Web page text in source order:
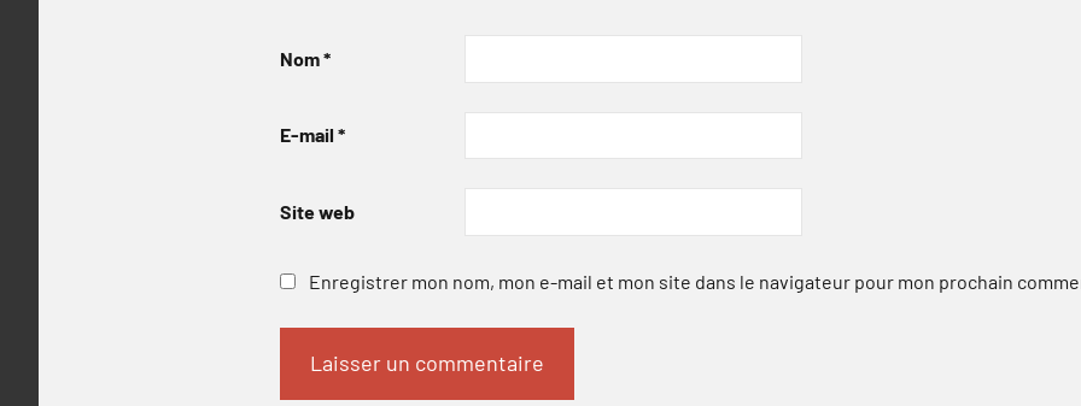
Nom*
E-mail *
Site web
Enregistrer mon nom, mon e-mail et mon site dans le navigateur pour mon prochain